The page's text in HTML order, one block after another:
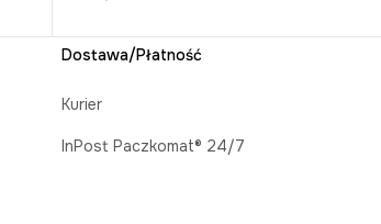
Dostawa/Płatność
Kurier
InPost Paczkomat® 24/7